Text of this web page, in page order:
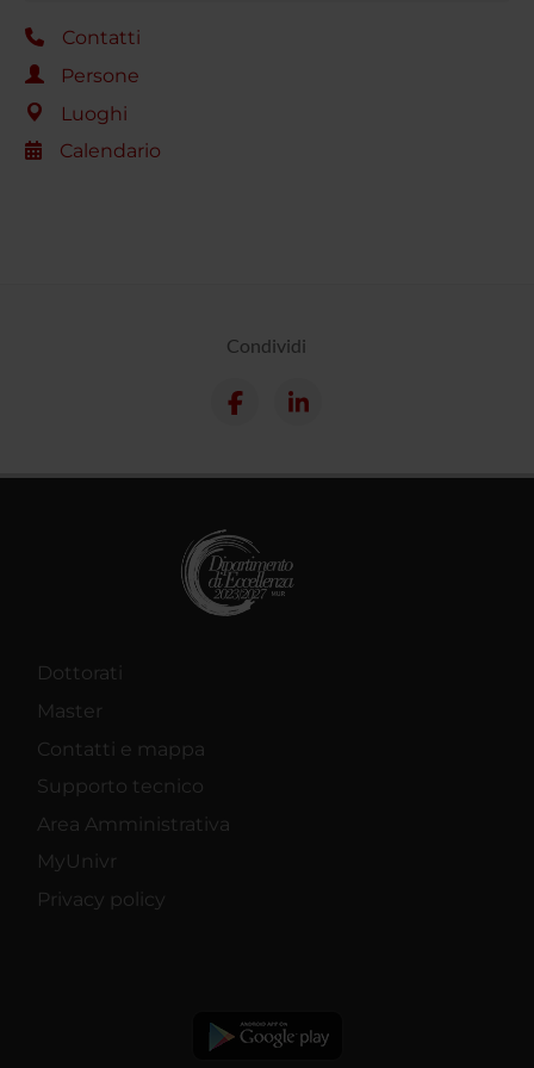
Contatti
Persone
Luoghi
Calendario
Condividi
Dottorati
Master
Contatti e mappa
Supporto tecnico
Area Amministrativa
MyUnivr
Privacy policy